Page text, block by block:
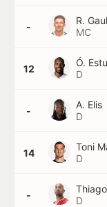
-
R.
MC
12
Ó.
D
-
A. Elis
D
14
Toni
D
-
D